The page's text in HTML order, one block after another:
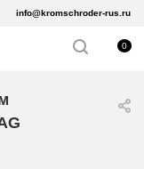
info@kromschroder-rus.ru
0